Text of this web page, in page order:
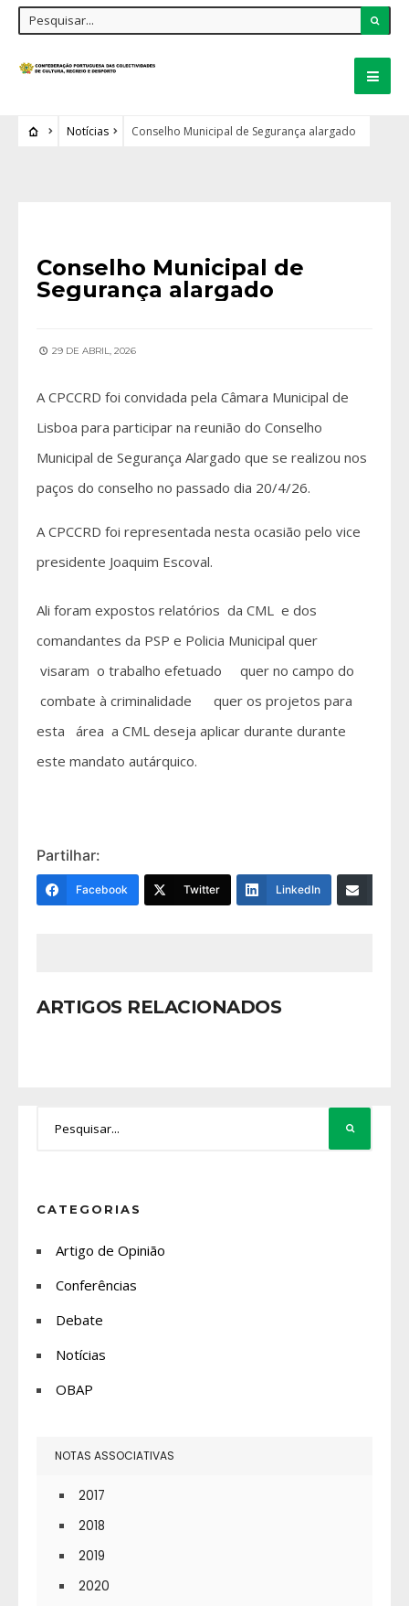
Notícias Conselho Municipal de Segurança alargado
Conselho Municipal de
Segurança alargado
29 DE ABRIL, 2026
A CPCCRD foi convidada pela Câmara Municipal de
Lisboa para participar na reunião do Conselho
Municipal de Segurança Alargado que se realizou nos
paços do conselho no passado dia 20/4/26.
A CPCCRD foi representada nesta ocasião pelo vice
presidente Joaquim Escoval.
Ali foram expostos relatórios da CML e dos
comandantes da PSP e Policia Municipal quer
visaram o trabalho efetuado quer no campo do
combate à criminalidade quer os projetos para
esta área a CML deseja aplicar durante durante
este mandato autárquico.
Partilhar:
Facebook Twitter LinkedIn
ARTIGOS RELACIONADOS
CATEGORIAS
Artigo de Opinião
Conferências
Debate
Notícias
OBAP
NOTAS ASSOCIATIVAS
2017
2018
2019
2020